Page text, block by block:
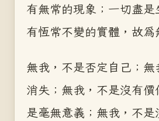
有無常的現象；一切盡是
有恆常不變的實體，故為
無我，不是否定自己；
消失；無我，不是沒有
是毫無意義；無我，不